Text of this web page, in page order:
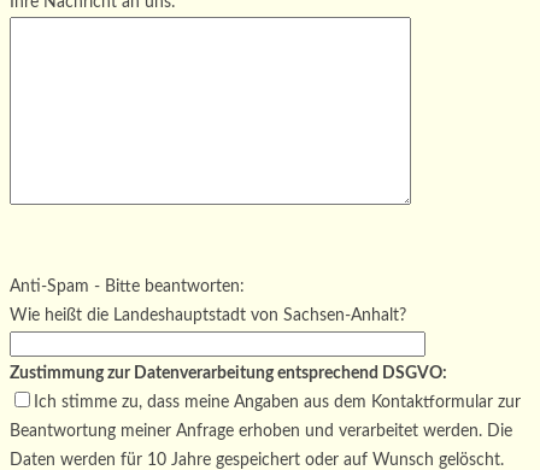
Bitte lasse dieses Feld leer.
Anti-Spam - Bitte beantworten:
Wie heißt die Landeshauptstadt von Sachsen-Anhalt?
Zustimmung zur Datenverarbeitung entsprechend DSGVO:
Ich stimme zu, dass meine Angaben aus dem Kontaktformular zur
Beantwortung meiner Anfrage erhoben und verarbeitet werden. Die
Daten werden für 10 Jahre gespeichert oder auf Wunsch gelöscht.